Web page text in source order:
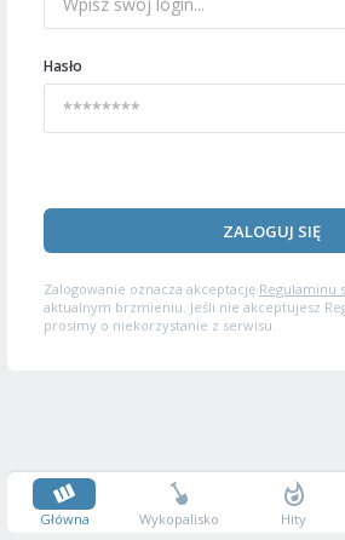
Hasło
ZALOGUJ SIĘ
Zalogowanie oznacza akceptację Regulaminu
aktualnym brzmieniu. Jeśli nie akceptujesz
prosimy o niekorzystanie z serwisu.
Główna Wykopalisko Hity